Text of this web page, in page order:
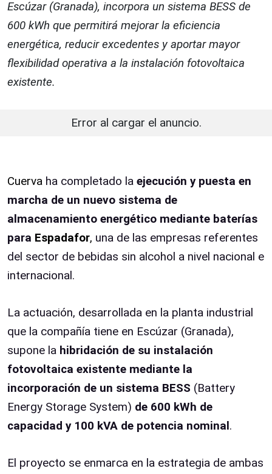
Escúzar (Granada), incorpora un sistema BESS de
600 kWh que permitirá mejorar la eficiencia
energética, reducir excedentes y aportar mayor
flexibilidad operativa a la instalación fotovoltaica
existente.
Error al cargar el anuncio.
Cuerva ha completado la ejecución y puesta en
marcha de un nuevo sistema de
almacenamiento energético mediante baterías
para Espadafor, una de las empresas referentes
del sector de bebidas sin alcohol a nivel nacional e
internacional.
La actuación, desarrollada en la planta industrial
que la compañía tiene en Escúzar (Granada),
supone la hibridación de su instalación
fotovoltaica existente mediante la
incorporación de un sistema BESS (Battery
Energy Storage System) de 600 kWh de
capacidad y 100 kVA de potencia nominal.
El proyecto se enmarca en la estrategia de ambas